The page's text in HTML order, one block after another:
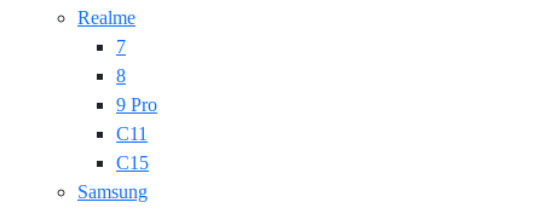
Realme
7
8
9 Pro
C11
C15
Samsung